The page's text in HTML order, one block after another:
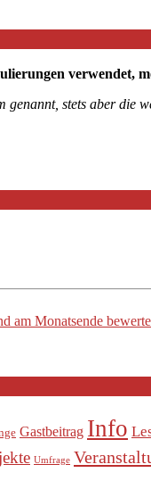
verwendet,
stets aber die
am Monatsende
Gastbeitrag Info
Umfrage